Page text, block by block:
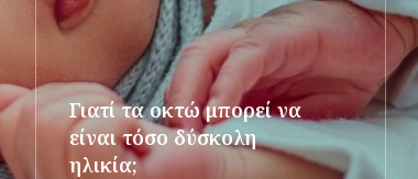
Γιατί τα οκτώ μπορεί να
είναι τόσο δύσκολη
ηλικία;